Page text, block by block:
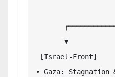
• Gaza: